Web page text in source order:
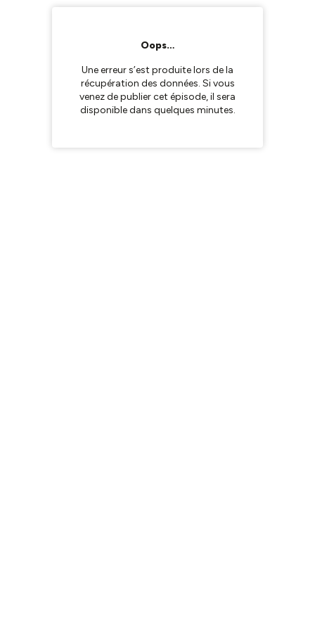
Oops…
Une erreur s’est produite lors de la
récupération des données. Si vous
venez de publier cet épisode, il sera
disponible dans quelques minutes.